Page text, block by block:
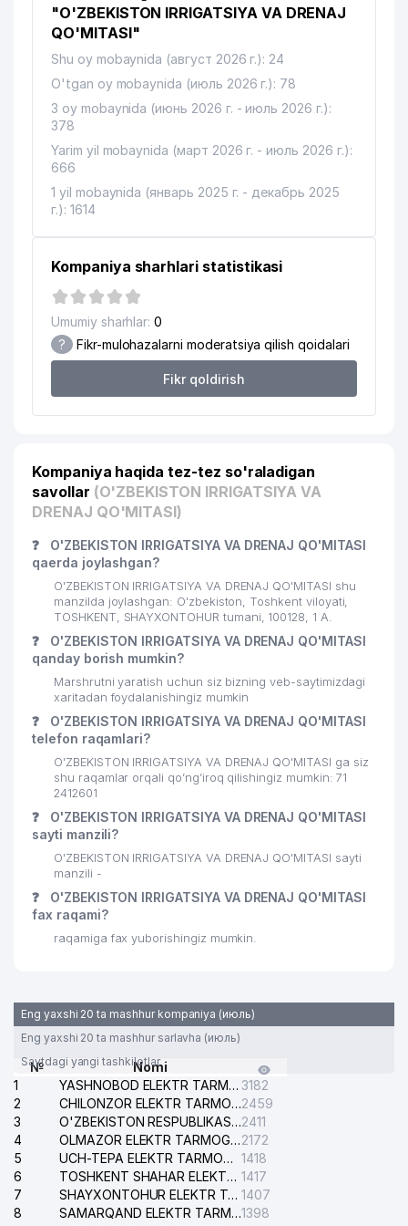
13 SPORT LEADER 68 м
14
TARTIBDAGI TADBIRKOR
16
17
18
ANHOR-KOMMUNALCHI UY-JOY
19 O'ZTRANSLIZING UK
20
FIRDAVS-ZOHID SAVDO XUSUSIY
O'ZBEKISTON RESPUBLIKASI
MONOPOLIYAGA QARSHI QO'MITASI
HUZURIDAGI ISTE'MOLCHILAR
HUQUQLARINI HIMOYA QILISH
AGENTLIGINING
BIRLASHMASI
23 ORIENT STAR GROUP MChJ
24 OPTIKA-DIZAYN MChJ 109 м
25
MONOPOLIYAGA QARSHI
KURASHISH QO`MITASI
113 м
26
O'ZBEKISTON RESPUBLIKASI
MONOPOLIYAGA QARSHI QO'MITASI
HUZURIDAGI ISTE'MOLCHILAR
HUQUQLARINI HIMOYA QILISH
AGENTLIGINING ISHONCH
TELEFONI
114 м
27 OPTICA DIZAYN MChJ 116 м
29 AVTOGRUZ MChJ
30 ZARA TOUR MChJ
31 EURO DESIGN MChJ
OSIYO TULPOR BIZNES OILAVIY
34 RESULT CONSULT MChJ
35 O'ZSUVLOYIHA AJ
MASHPRINT EXKLUZIV MChJ
BITMAIN SERVICE MChJ
DABANA MChJ
AUDIT BIRJA SAVDO MChJ
"O'ZBEKISTON IRRIGATSIYA VA DRENAJ
QO'MITASI"
Shu oy mobaynida (август 2026 г.): 24
O'tgan oy mobaynida (июль 2026 г.): 78
3 oy mobaynida (июнь 2026 г. - июль 2026 г.):
378
Yarim yil mobaynida (март 2026 г. - июль 2026 г.):
666
1 yil mobaynida (январь 2025 г. - декабрь 2025
г.): 1614
Kompaniya sharhlari statistikasi
Umumiy sharhlar: 0
? Fikr-mulohazalarni moderatsiya qilish qoidalari
Fikr qoldirish
Kompaniya haqida tez-tez so'raladigan
savollar (O'ZBEKISTON IRRIGATSIYA VA
DRENAJ QO'MITASI)
❓
O'ZBEKISTON IRRIGATSIYA VA DRENAJ QO'MITASI
qaerda joylashgan?
O'ZBEKISTON IRRIGATSIYA VA DRENAJ QO'MITASI shu
manzilda joylashgan: O'zbekiston, Toshkent viloyati,
TOSHKENT, SHAYXONTOHUR tumani, 100128, 1 A.
❓
O'ZBEKISTON IRRIGATSIYA VA DRENAJ QO'MITASI
qanday borish mumkin?
Marshrutni yaratish uchun siz bizning veb-saytimizdagi
xaritadan foydalanishingiz mumkin
❓
O'ZBEKISTON IRRIGATSIYA VA DRENAJ QO'MITASI
telefon raqamlari?
O'ZBEKISTON IRRIGATSIYA VA DRENAJ QO'MITASI ga siz
shu raqamlar orqali qo’ng’iroq qilishingiz mumkin: 71
2412601
❓
O'ZBEKISTON IRRIGATSIYA VA DRENAJ QO'MITASI
sayti manzili?
O'ZBEKISTON IRRIGATSIYA VA DRENAJ QO'MITASI sayti
manzili -
❓
O'ZBEKISTON IRRIGATSIYA VA DRENAJ QO'MITASI
fax raqami?
raqamiga fax yuborishingiz mumkin.
Eng yaxshi 20 ta mashhur kompaniya (июль)
Eng yaxshi 20 ta mashhur sarlavha (июль)
Saytdagi yangi tashkilotlar
№
Nomi
1
YASHNOBOD ELEKTR TARMOG'I NOSOZLIKLARI XIZMATI 3182
2
CHILONZOR ELEKTR TARMOG'I NOSOZLIK XIZMATI2459
3
O'ZBEKISTON RESPUBLIKASI BOSH PROKURATURASI ISHONCH TELEFONI2411
4
OLMAZOR ELEKTR TARMOG'I NOSOZLIKLARI XIZMATI2172
5
UCH-TEPA ELEKTR TARMOG'I NOSOZLIKLARI XIZMATI 1418
6
TOSHKENT SHAHAR ELEKTR TARMOQLARI KORXONASI AJ 1417
7
SHAYXONTOHUR ELEKTR TARMOG'I NOSOZLIKLARINI TUZATISH XIZMATI 1407
8
SAMARQAND ELEKTR TARMOQLARI AJ1398